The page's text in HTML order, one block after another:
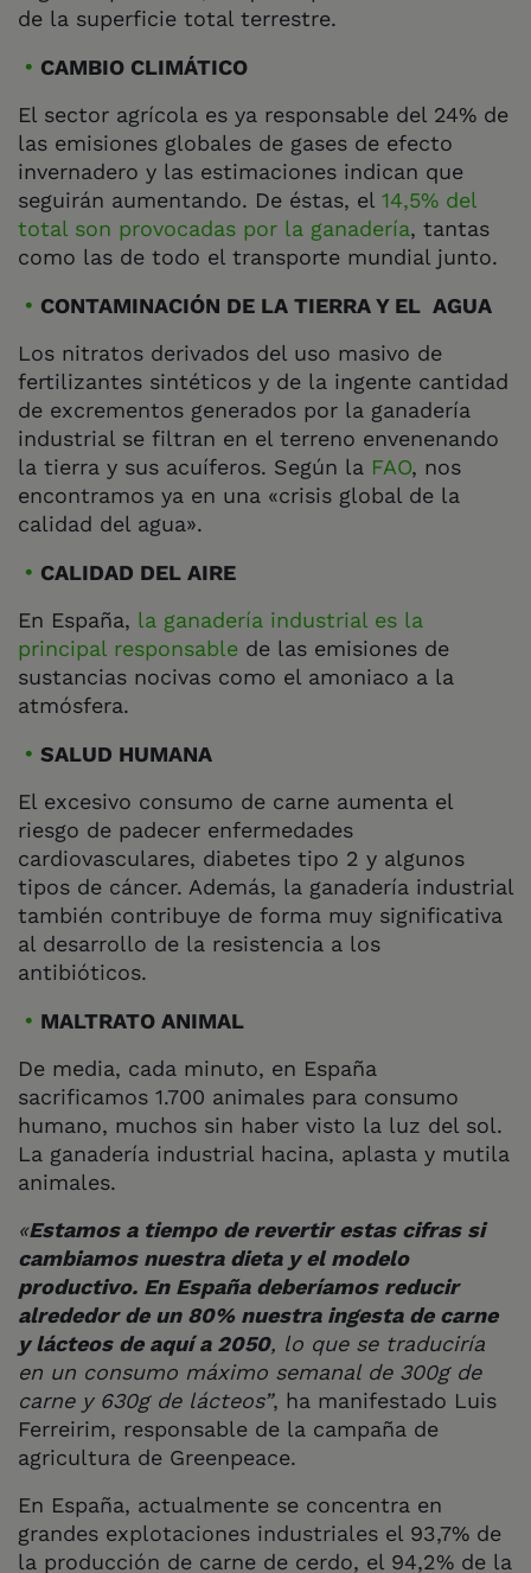
de la superficie total terrestre.
CAMBIO CLIMÁTICO
El sector agrícola es ya responsable del 24% de
las emisiones globales de gases de efecto
invernadero y las estimaciones indican que
seguirán aumentando. De éstas, el 14,5% del
total son provocadas por la ganadería, tantas
como las de todo el transporte mundial junto.
CONTAMINACIÓN DE LA TIERRA Y EL AGUA
Los nitratos derivados del uso masivo de
fertilizantes sintéticos y de la ingente cantidad
de excrementos generados por la ganadería
industrial se filtran en el terreno envenenando
la tierra y sus acuíferos. Según la FAO, nos
encontramos ya en una «crisis global de la
calidad del agua».
CALIDAD DEL AIRE
En España, la ganadería industrial es la
principal responsable de las emisiones de
sustancias nocivas como el amoniaco a la
atmósfera.
SALUD HUMANA
El excesivo consumo de carne aumenta el
riesgo de padecer enfermedades
cardiovasculares, diabetes tipo 2 y algunos
tipos de cáncer. Además, la ganadería industrial
también contribuye de forma muy significativa
al desarrollo de la resistencia a los
antibióticos.
MALTRATO ANIMAL
De media, cada minuto, en España
sacrificamos 1.700 animales para consumo
humano, muchos sin haber visto la luz del sol.
La ganadería industrial hacina, aplasta y mutila
animales.
«Estamos a tiempo de revertir estas cifras si
cambiamos nuestra dieta y el modelo
productivo. En España deberíamos reducir
alrededor de un 80% nuestra ingesta de carne
y lácteos de aquí a 2050, lo que se traduciría
en un consumo máximo semanal de 300g de
carne y 630g de lácteos”, ha manifestado Luis
Ferreirim, responsable de la campaña de
agricultura de Greenpeace.
En España, actualmente se concentra en
grandes explotaciones industriales el 93,7% de
la producción de carne de cerdo, el 94,2% de la